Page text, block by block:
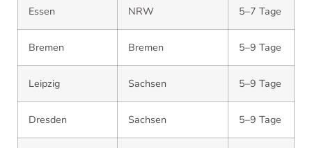
Essen NRW 5–7 Tage
Bremen Bremen 5–9 Tage
Leipzig Sachsen 5–9 Tage
Dresden Sachsen 5–9 Tage